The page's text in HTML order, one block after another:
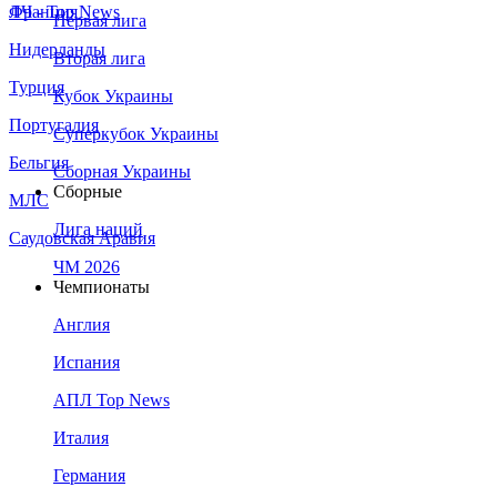
Франция
Нидерланды
Турция
Португалия
Бельгия
МЛС
Саудовская Аравия
ЛЧ - Top News
Первая лига
Вторая лига
Кубок Украины
Суперкубок Украины
Сборная Украины
Сборные
Лига наций
ЧМ 2026
Чемпионаты
Англия
Испания
АПЛ Top News
Италия
Германия